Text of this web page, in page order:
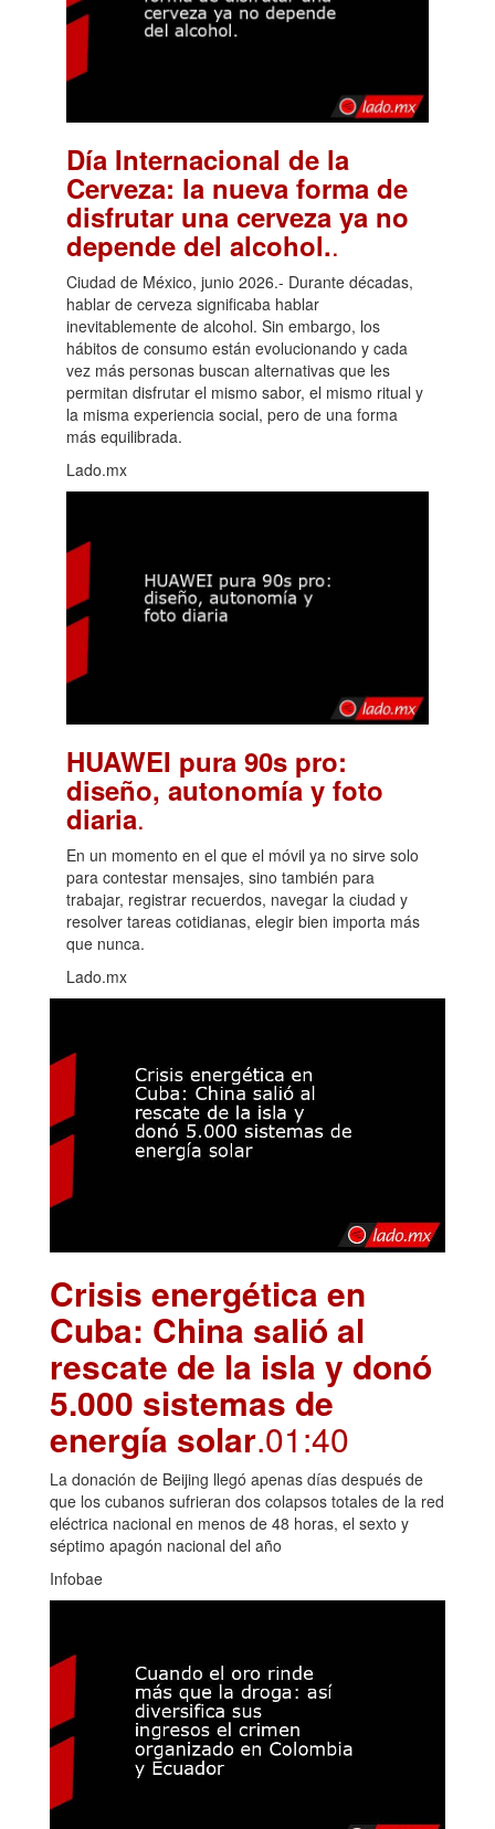
Día Internacional de la
Cerveza: la nueva forma de
disfrutar una cerveza ya no
depende del alcohol..
Ciudad de México, junio 2026.- Durante décadas,
hablar de cerveza significaba hablar
inevitablemente de alcohol. Sin embargo, los
hábitos de consumo están evolucionando y cada
vez más personas buscan alternativas que les
permitan disfrutar el mismo sabor, el mismo ritual y
la misma experiencia social, pero de una forma
más equilibrada.
Lado.mx
HUAWEI pura 90s pro:
diseño, autonomía y foto
diaria.
En un momento en el que el móvil ya no sirve solo
para contestar mensajes, sino también para
trabajar, registrar recuerdos, navegar la ciudad y
resolver tareas cotidianas, elegir bien importa más
que nunca.
Lado.mx
Crisis energética en
Cuba: China salió al
rescate de la isla y donó
5.000 sistemas de
energía solar.01:40
La donación de Beijing llegó apenas días después de
que los cubanos sufrieran dos colapsos totales de la red
eléctrica nacional en menos de 48 horas, el sexto y
séptimo apagón nacional del año
Infobae